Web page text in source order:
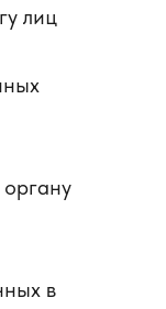
лиц
в